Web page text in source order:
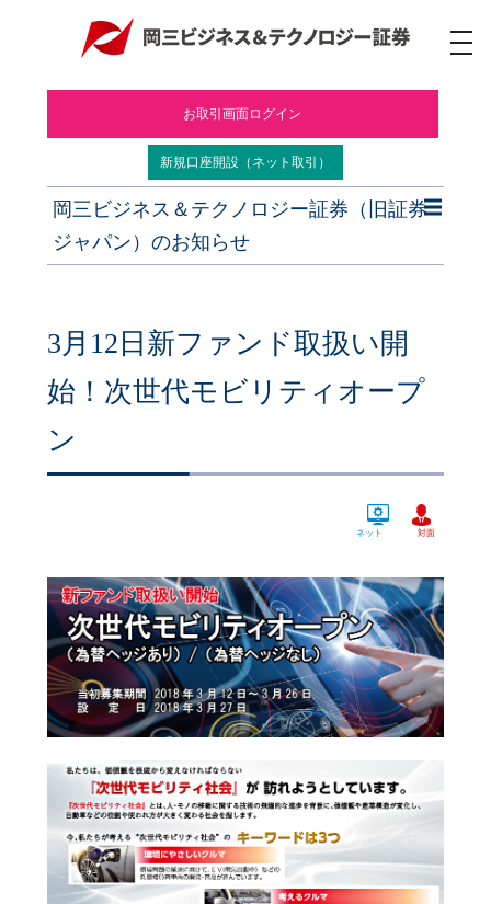
ナ
ビ
3月12日新ファンド取扱い開
始！次世代モビリティオープ
ン
対面
ネット
お取引画面ログイン
新規口座開設（ネット取引）
岡三ビジネス＆テクノロジー証券（旧証券
ジャパン）のお知らせ